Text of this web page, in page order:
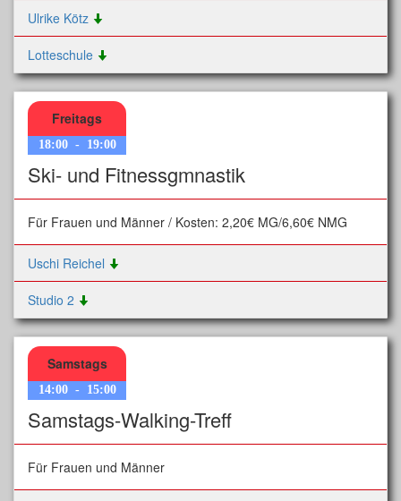
Ulrike Kötz
Lotteschule
Freitags
18:00 - 19:00
Ski- und Fitnessgmnastik
Für Frauen und Männer / Kosten: 2,20€ MG/6,60€ NMG
Uschi Reichel
Studio 2
Samstags
14:00 - 15:00
Samstags-Walking-Treff
Für Frauen und Männer